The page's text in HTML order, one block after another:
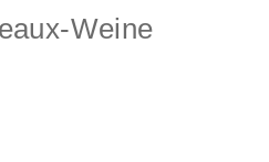
Weine